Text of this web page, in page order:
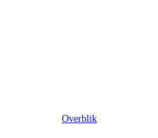
Overblik